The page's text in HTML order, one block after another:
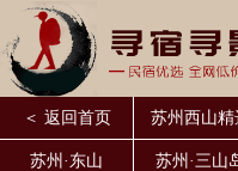
＜ 返回首页 苏州西山精
苏州·东山 苏州·三山